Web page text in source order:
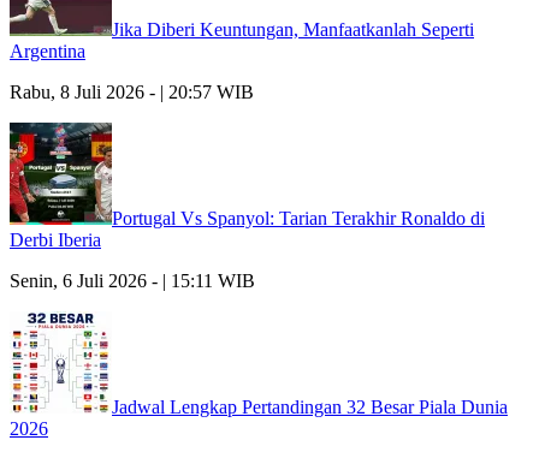
Jika Diberi Keuntungan, Manfaatkanlah Seperti
Argentina
Rabu, 8 Juli 2026 - | 20:57 WIB
Portugal Vs Spanyol: Tarian Terakhir Ronaldo di
Derbi Iberia
Senin, 6 Juli 2026 - | 15:11 WIB
Jadwal Lengkap Pertandingan 32 Besar Piala Dunia
2026